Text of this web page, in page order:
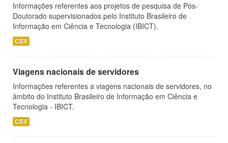
Informações referentes aos projetos de pesquisa de Pós-
Doutorado supervisionados pelo Instituto Brasileiro de
Informação em Ciência e Tecnologia (IBICT).
CSV
Viagens nacionais de servidores
Informações referentes a viagens nacionais de servidores, no
âmbito do Instituto Brasileiro de Informação em Ciência e
Tecnologia - IBICT.
CSV